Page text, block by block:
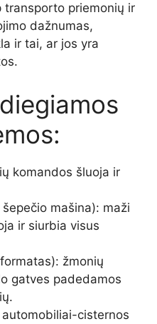
transporto priemonių ir
dažnumas,
ir tai, ar jos yra
komandos šluoja ir
mašina): maži
ir siurbia visus
žmonių
gatves padedamos
cisternos